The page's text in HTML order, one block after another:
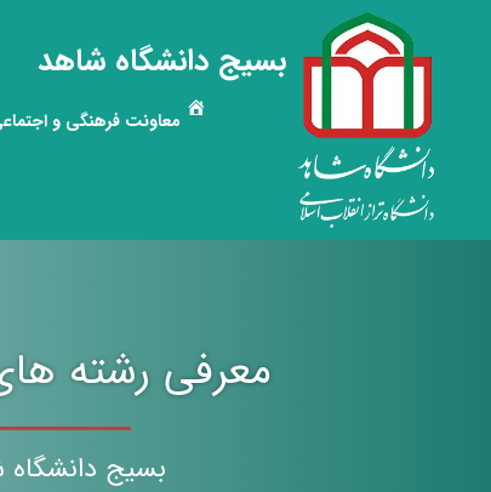
بسیج دانشگاه شاهد
معاونت فرهنگی و
معرفی رشته
بسیج